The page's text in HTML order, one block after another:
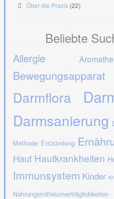
Über die Praxis (22)
Beliebte
Allergie
Bewegungsapparat
Darmflora
Darmsanierung
Methode Entzündung
Haut Hautkrankheiten
Immunsystem Kinder
Nahrungsmittelunverträglichkeiten